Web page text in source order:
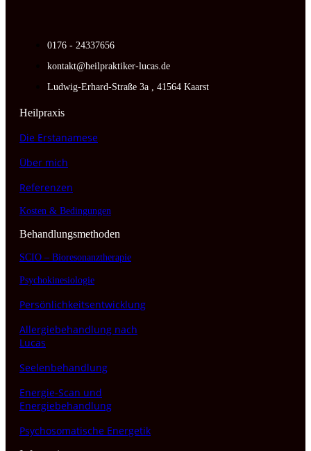
0176 - 24337656
kontakt@heilpraktiker-lucas.de
Ludwig-Erhard-Straße 3a , 41564 Kaarst
Heilpraxis
Die Erstanamese
Über mich
Referenzen
Kosten & Bedingungen
Behandlungsmethoden
SCIO – Bioresonanztherapie
Psychokinesiologie
Persönlichkeitsentwicklung
Allergiebehandlung nach
Lucas
Seelenbehandlung
Energie-Scan und
Energiebehandlung
Psychosomatische Energetik